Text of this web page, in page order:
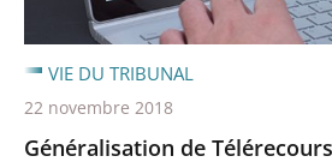
Généralisation de
VIE DU TRIBUNAL
22 novembre 2018